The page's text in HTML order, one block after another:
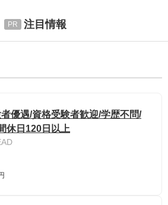
注目情報
優遇/資格受験者歓迎/学歴不問/
休日120日以上